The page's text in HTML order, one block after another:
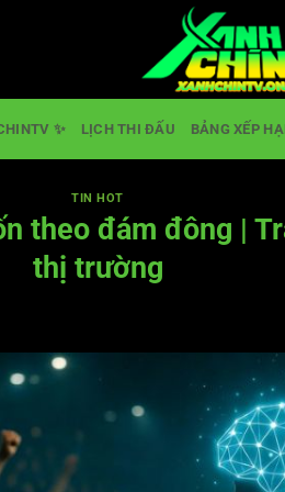
✨ LỊCH THI ĐẤU BẢNG XẾP
TIN HOT
theo đám đông |
thị trường